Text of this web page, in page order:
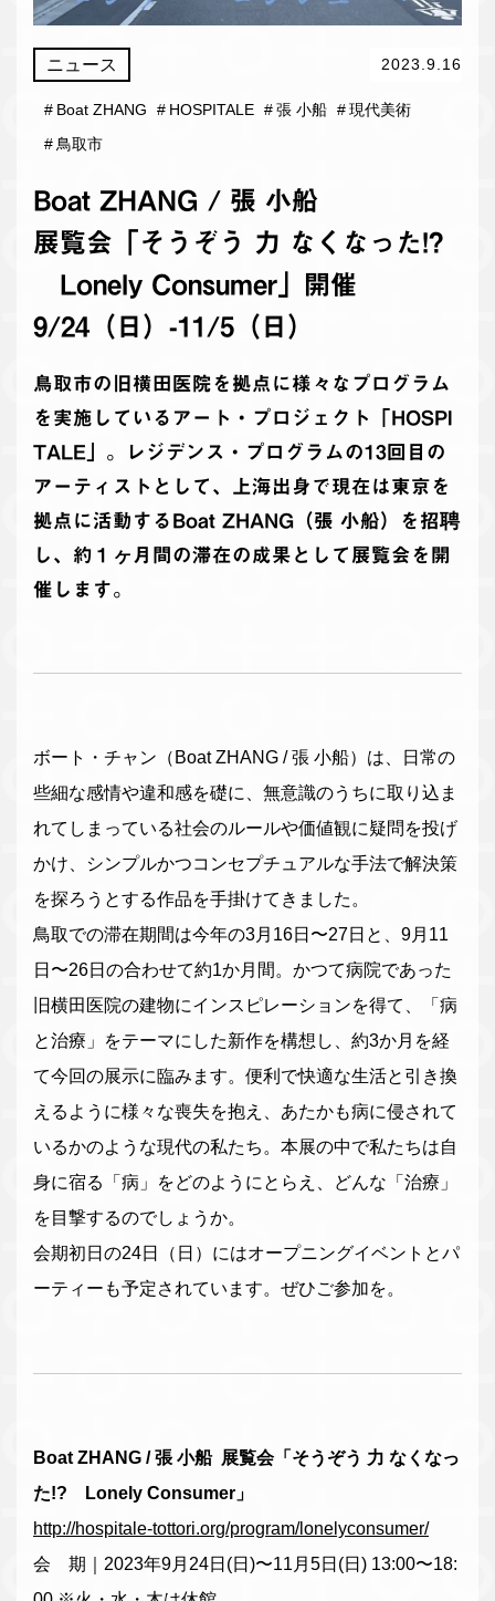
ニュース
# Boat ZHANG # HOSPITALE #張 小船 #現代美術
# 鳥取市
2023.9.16
Boat ZHANG / 張 小船
展覧会「そうぞう 力 なくなった!?
Lonely Consumer」開催
9/24（日）-11/5（日）
鳥取市の旧横田医院を拠点に様々なプログラム
を実施しているアート・プロジェクト「HOSPI
TALE」。レジデンス・プログラムの13回目の
アーティストとして、上海出身で現在は東京を
拠点に活動するBoat ZHANG（張 小船）を招聘
し、約１ヶ月間の滞在の成果として展覧会を開
催します。
ボート・チャン（Boat ZHANG / 張 小船）は、日常の
些細な感情や違和感を礎に、無意識のうちに取り込ま
れてしまっている社会のルールや価値観に疑問を投げ
かけ、シンプルかつコンセプチュアルな手法で解決策
を探ろうとする作品を手掛けてきました。
鳥取での滞在期間は今年の3月16日〜27日と、9月11
日〜26日の合わせて約1か月間。かつて病院であった
旧横田医院の建物にインスピレーションを得て、「病
と治療」をテーマにした新作を構想し、約3か月を経
て今回の展示に臨みます。便利で快適な生活と引き換
えるように様々な喪失を抱え、あたかも病に侵されて
いるかのような現代の私たち。本展の中で私たちは自
身に宿る「病」をどのようにとらえ、どんな「治療」
を目撃するのでしょうか。
会期初日の24日（日）にはオープニングイベントとパ
ーティーも予定されています。ぜひご参加を。
Boat ZHANG / 張 小船 展覧会「そうぞう 力 なくなっ
た!? Lonely Consumer」
http://hospitale-tottori.org/program/lonelyconsumer/
会 期｜2023年9月24日(日)〜11月5日(日) 13:00〜18: